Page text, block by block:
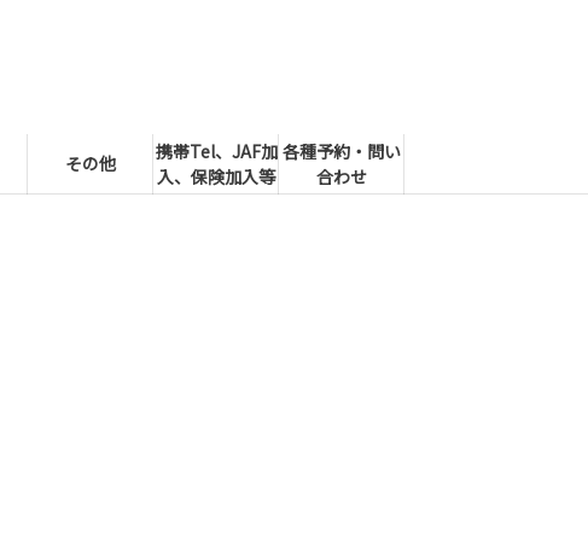
その他
携帯Tel、JAF加
入、保険加入等
各種予約・問い
合わせ